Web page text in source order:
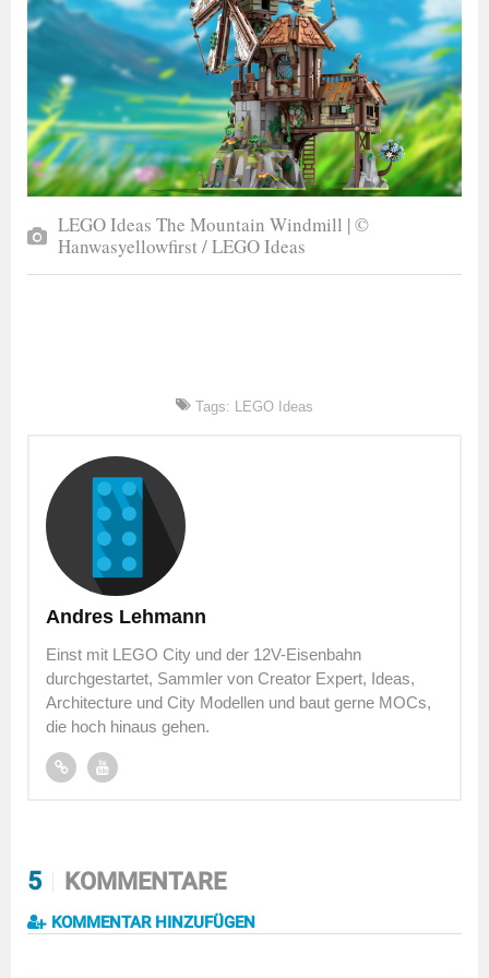
LEGO Ideas The Mountain Windmill | ©
Hanwasyellowfirst / LEGO Ideas
Tags: LEGO Ideas
Andres Lehmann
Einst mit LEGO City und der 12V-Eisenbahn
durchgestartet, Sammler von Creator Expert, Ideas,
Architecture und City Modellen und baut gerne MOCs,
die hoch hinaus gehen.
5 KOMMENTARE
KOMMENTAR HINZUFÜGEN